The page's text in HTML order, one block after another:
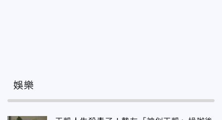
娛樂